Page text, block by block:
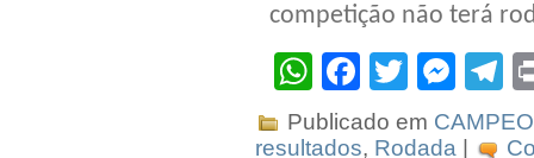
competição não terá
WhatsApp
Facebook
Twitter
Publicado em
resultados, Rodada